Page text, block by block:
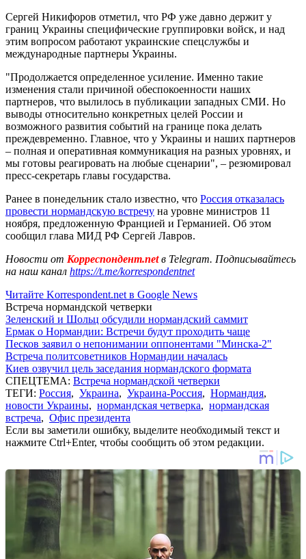
Сергей Никифоров отметил, что РФ уже давно держит у
границ Украины специфические группировки войск, и над
этим вопросом работают украинские спецслужбы и
международные партнеры Украины.
"Продолжается определенное усиление. Именно такие
изменения стали причиной обеспокоенности наших
партнеров, что вылилось в публикации западных СМИ. Но
выводы относительно конкретных целей России и
возможного развития событий на границе пока делать
преждевременно. Главное, что у Украины и наших партнеров
– полная и оперативная коммуникация на разных уровнях, и
мы готовы реагировать на любые сценарии", – резюмировал
пресс-секретарь главы государства.
Ранее в понедельник стало известно, что Россия отказалась
провести нормандскую встречу на уровне министров 11
ноября, предложенную Францией и Германией. Об этом
сообщил глава МИД РФ Сергей Лавров.
Новости от Корреспондент.netв Telegram. Подписывайтесь
на наш канал https://t.me/korrespondentnet
Читайте Korrespondent.net в Google News
Встреча нормандской четверки
Зеленский и Шольц обсудили нормандский саммит
Ермак о Нормандии: Встречи будут проходить чаще
Песков заявил о непонимании оппонентами "Минска-2"
Встреча политсоветников Нормандии началась
Киев озвучил цель заседания нормандского формата
СПЕЦТЕМА: Встреча нормандской четверки
ТЕГИ: Россия, Украина, Украина-Россия, Нормандия,
новости Украины, нормандская четверка, нормандская
встреча, Офис президента
Если вы заметили ошибку, выделите необходимый текст и
нажмите Ctrl+Enter, чтобы сообщить об этом редакции.